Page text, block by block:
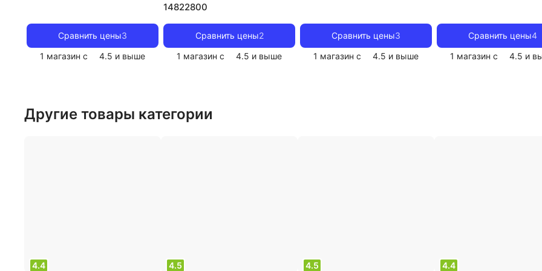
Сравнить цены3
1 магазин с
4.5 и выше
14822800
Сравнить цены2
1 магазин с
4.5 и выше
Сравнить цены3
1 магазин с
4.5 и выше
Сравнить цены4
1 магазин с
4.5 и
Другие товары категории
4.4 4.5 4.5 4.4